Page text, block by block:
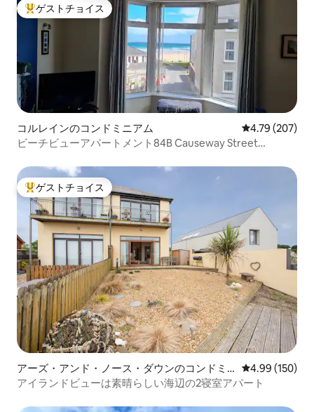
大好評のゲストチョイスです。
ゲストチョイス
コルレインのコンドミニアム レビュー207
4.79 (207)
ビーチビューアパートメント84B Causeway Street
大好評のゲストチョイスです。
ゲストチョイス
アーズ・アンド・ノース・ダウンのコンドミ
ニアム
レビュー150
4.99 (150)
アイランドビューは素晴らしい海辺の2寝室アパート